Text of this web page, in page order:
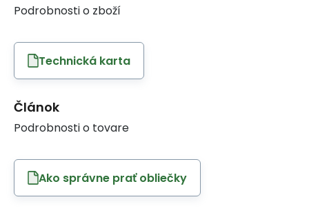
Podrobnosti o zboží
Technická karta
Článok
Podrobnosti o tovare
Ako správne prať obliečky